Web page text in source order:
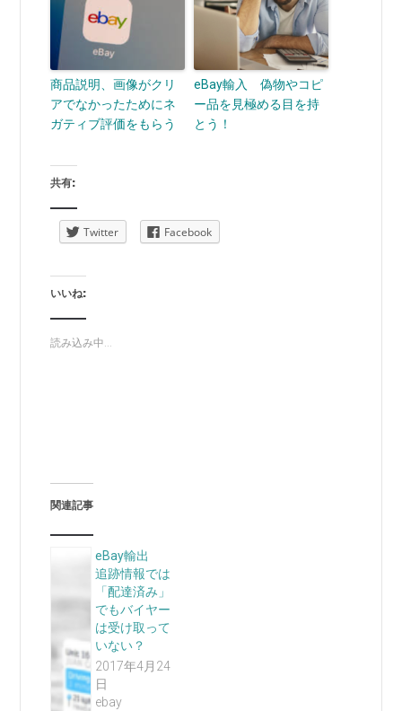
商品説明、画像がクリ
アでなかったためにネ
ガティブ評価をもらう
eBay輸入 偽物やコピ
ー品を見極める目を持
とう！
共有:
Twitter Facebook
いいね:
読み込み中...
関連記事
eBay輸出
追跡情報では
「配達済み」
でもバイヤー
は受け取って
いない？
2017年4月24
日
ebay